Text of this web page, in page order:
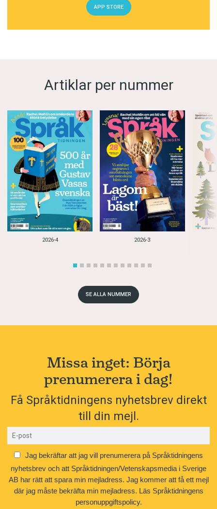
APP STORE
Artiklar per nummer
2026-4 2026-3
SE ALLA NUMMER
Missa inget: Börja
prenumerera i dag!
Få Språktidningens nyhetsbrev direkt
till din mejl.
Jag bekräftar att jag vill prenumerera på Språktidningens
nyhetsbrev och att Språktidningen/Vetenskapsmedia i Sverige
AB har rätt att spara min mejladress. Jag kommer att få ett mejl
där jag måste bekräfta min mejladress. Läs Språktidningens
personuppgiftspolicy.